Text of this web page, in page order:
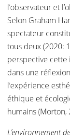
l’observateur et
Selon Graham
spectateur
tous deux (2020:
perspective cette
dans une
l’expérience
éthique et
humains (Morton,
L’environnement